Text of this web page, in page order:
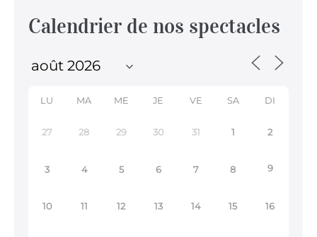
Calendrier de nos spectacles
LU MA ME JE VE SA DI
27 28 29 30 31 1 2
3 4 5 6 7 8 9
10 11 12 13 14 15 16